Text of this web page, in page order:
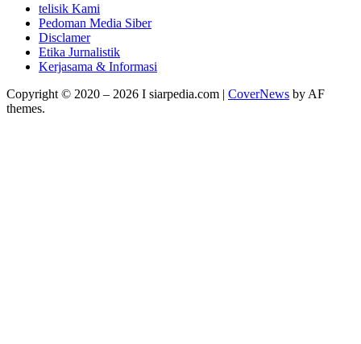
telisik Kami
Pedoman Media Siber
Disclamer
Etika Jurnalistik
Kerjasama & Informasi
Copyright © 2020 – 2026 I siarpedia.com | CoverNews by AF
themes.